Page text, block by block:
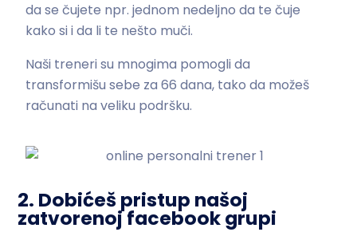
da se čujete npr. jednom nedeljno da te čuje
kako si i da li te nešto muči.
Naši treneri su mnogima pomogli da
transformišu sebe za 66 dana, tako da možeš
računati na veliku podršku.
2. Dobićeš pristup našoj
zatvorenoj facebook grupi